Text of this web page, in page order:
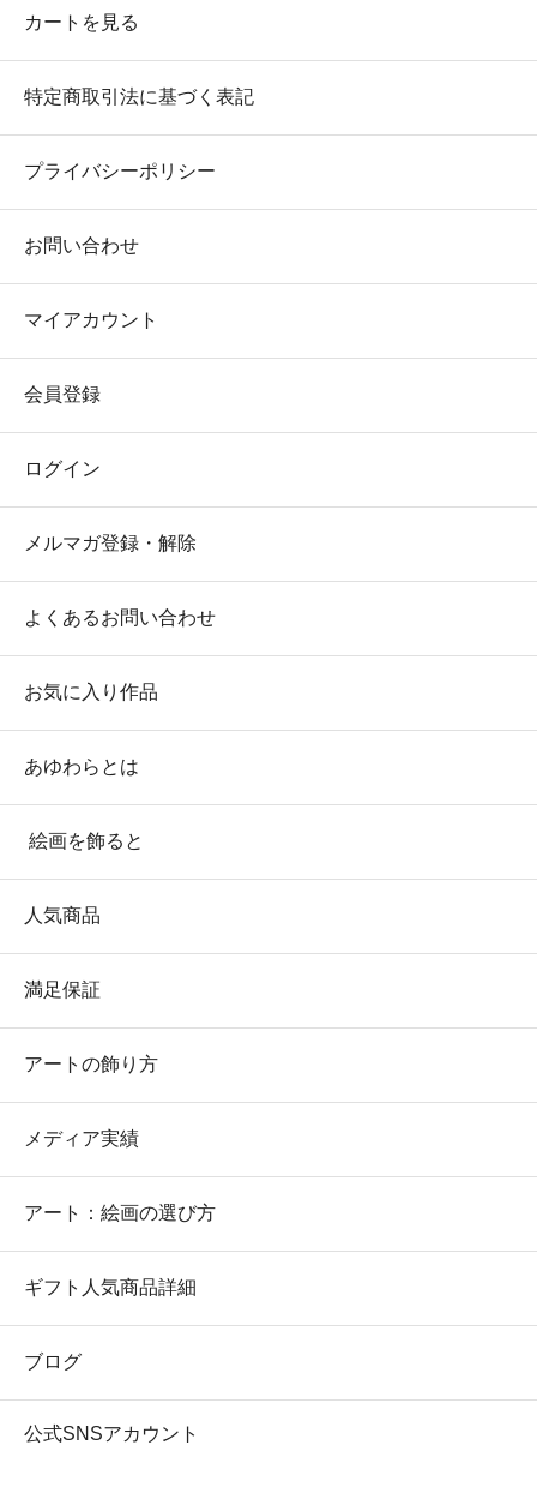
カートを見る
特定商取引法に基づく表記
プライバシーポリシー
お問い合わせ
マイアカウント
会員登録
ログイン
メルマガ登録・解除
よくあるお問い合わせ
お気に入り作品
あゆわらとは
絵画を飾ると
人気商品
満足保証
アートの飾り方
メディア実績
アート：絵画の選び方
ギフト人気商品詳細
ブログ
公式SNSアカウント